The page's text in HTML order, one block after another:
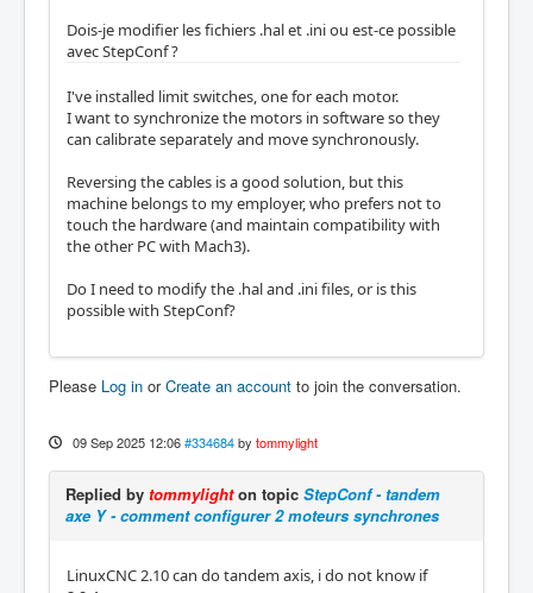
Dois-je modifier les fichiers .hal et .ini ou est-ce possible
avec StepConf ?
I've installed limit switches, one for each motor.
I want to synchronize the motors in software so they
can calibrate separately and move synchronously.
Reversing the cables is a good solution, but this
machine belongs to my employer, who prefers not to
touch the hardware (and maintain compatibility with
the other PC with Mach3).
Do I need to modify the .hal and .ini files, or is this
possible with StepConf?
Please Log in orCreate an account to join the conversation.
09 Sep 2025 12:06 #334684 by tommylight
Replied by tommylighton topic StepConf - tandem
axe Y - comment configurer 2 moteurs synchrones
LinuxCNC 2.10 can do tandem axis, i do not know if